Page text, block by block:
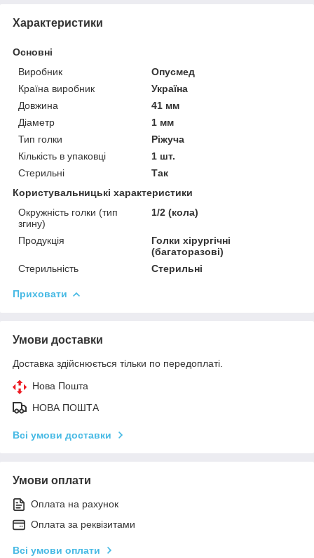
Характеристики
Основні
Виробник
Опусмед
Країна виробник
Україна
Довжина
41 мм
Діаметр
1 мм
Тип голки
Ріжуча
Кількість в упаковці
1 шт.
Стерильні
Так
Користувальницькі характеристики
Окружність голки (тип
згину)
1/2 (кола)
Продукція
Голки хірургічні
(багаторазові)
Стерильність
Стерильні
Приховати
Умови доставки
Доставка здійснюється тільки по передоплаті.
Нова Пошта
НОВА ПОШТА
Всі умови доставки
Умови оплати
Оплата на рахунок
Оплата за реквізитами
Всі умови оплати